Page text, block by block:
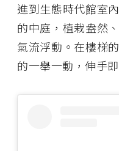
進到生態時代館室
的中庭，植栽盎然
氣流浮動。在樓梯
的一舉一動，伸手